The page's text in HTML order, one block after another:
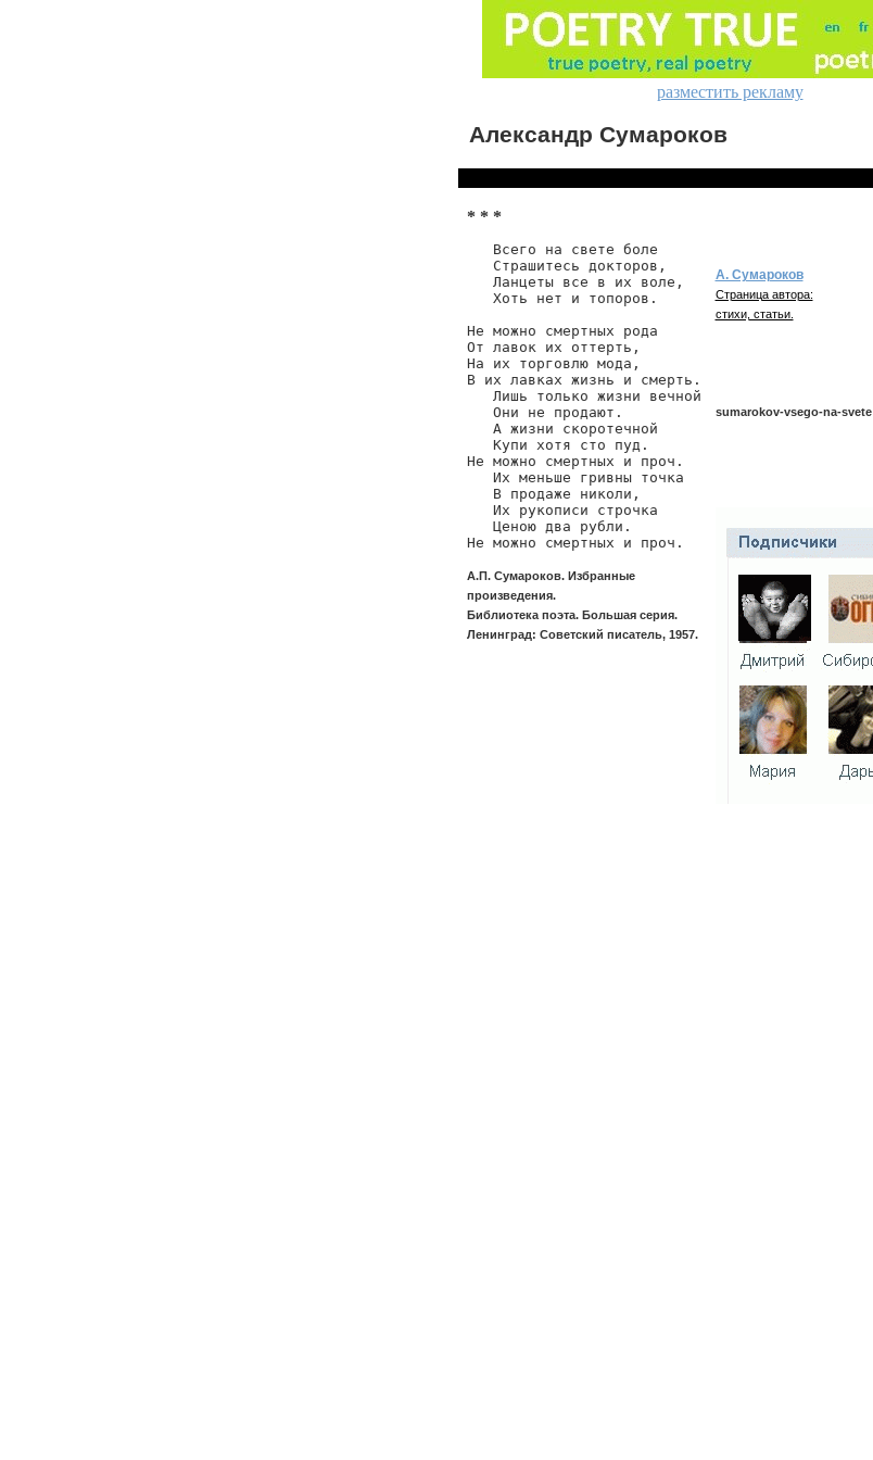
разместить рекламу
Александр Сумароков
* * *
   Всего на свете боле
   Страшитесь докторов,
   Ланцеты все в их воле,
   Хоть нет и топоров.
Не можно смертных рода
От лавок их оттерть,
На их торговлю мода,
В их лавках жизнь и смерть.
   Лишь только жизни вечной
   Они не продают.
   А жизни скоротечной
   Купи хотя сто пуд.
Не можно смертных и проч.
   Их меньше гривны точка
   В продаже николи,
   Их рукописи строчка
   Ценою два рубли.
Не можно смертных и проч.
А.П. Сумароков. Избранные
произведения.
Библиотека поэта. Большая серия.
Ленинград: Советский писатель, 1957.
А. Сумароков
Страница автора:
стихи, статьи.
sumarokov-vsego-na-svete